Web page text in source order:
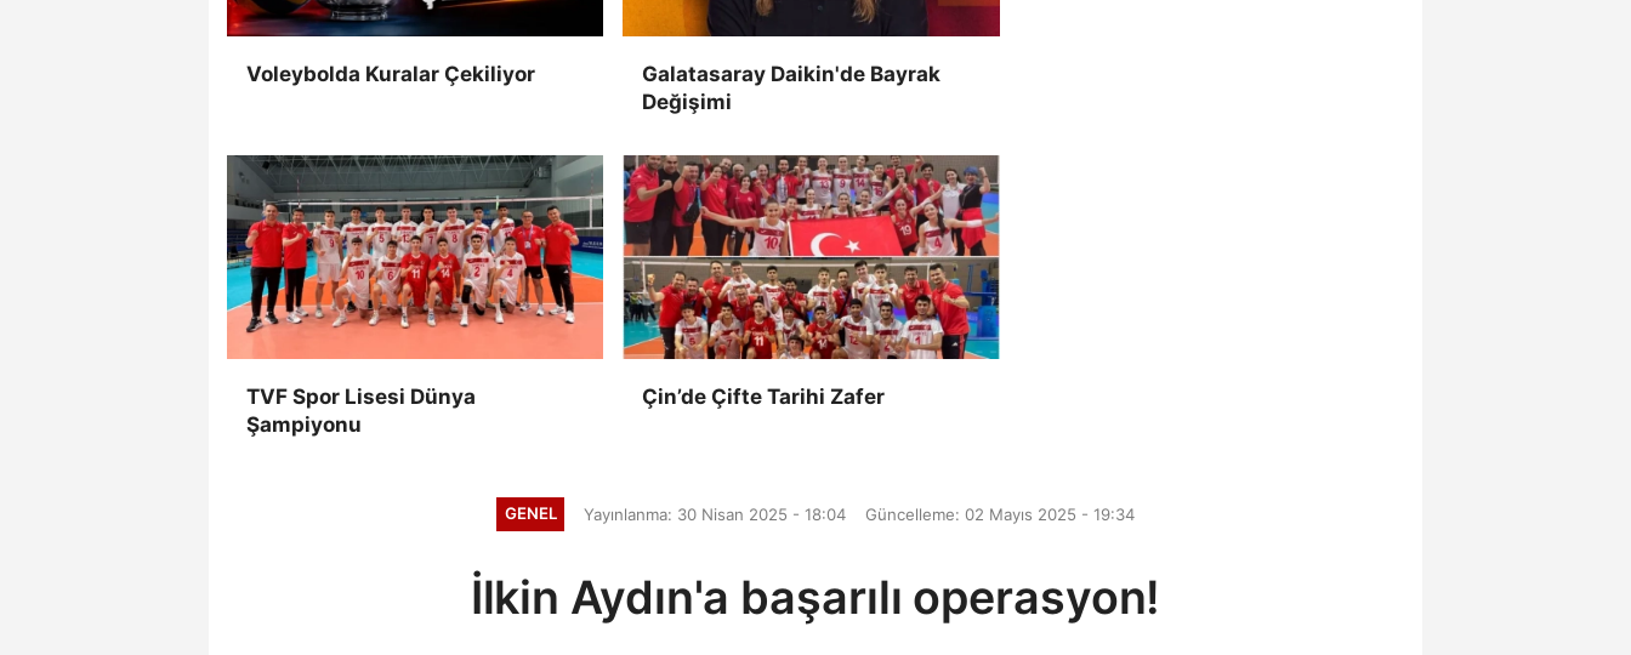
Voleybolda Kuralar Çekiliyor
Galatasaray Daikin'de Bayrak
Değişimi
TVF Spor Lisesi Dünya
Şampiyonu
Çin’de Çifte Tarihi Zafer
GENEL Yayınlanma: 30 Nisan 2025 - 18:04 Güncelleme: 02 Mayıs 2025 - 19:34
İlkin Aydın'a başarılı operasyon!